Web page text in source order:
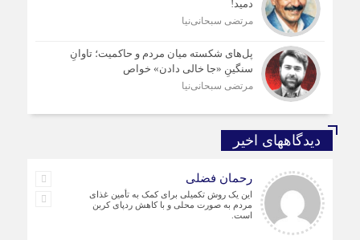
دمید!
مرتضی سبحانی‌نیا
پل‌های شکسته میان مردم و حاکمیت؛ تاوانِ
سنگینِ «جا خالی دادن» خواص
مرتضی سبحانی‌نیا
دیدگاههای اخیر
رحمان فضلی
این یک روش تکمیلی برای کمک به تأمین غذای
مردم به صورت محلی و با کاهش ردپای کربن
است.